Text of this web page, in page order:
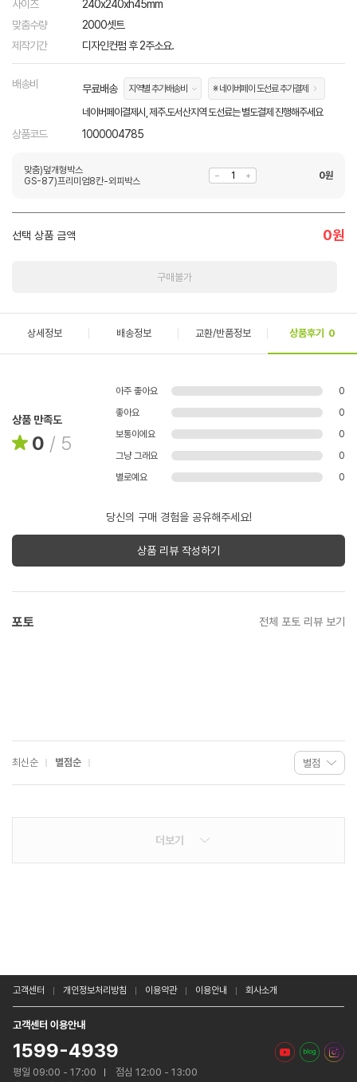
사이즈
240x240xh45mm
맞춤수량
2000셋트
제작기간
디자인컨펌 후 2주소요.
배송비 무료배송 지역별 추가배송비 ※ 네이버페이 도선료 추가결제
네이버페이결제시, 제주.도서산지역 도선료는 별도결제 진행해주세요
상품코드 1000004785
맞춤)덮개형박스
GS-87)프리미엄8칸-외피박스
0원
선택 상품 금액 0원
구매불가
상세정보 배송정보 교환/반품정보 상품후기 0
상품 만족도
0 / 5
아주 좋아요
0
좋아요
0
보통이에요
0
그냥 그래요
0
별로예요
0
당신의 구매 경험을 공유해주세요!
상품 리뷰 작성하기
포토 전체 포토 리뷰 보기
최신순 별점순
더보기
고객센터 개인정보처리방침 이용약관 이용안내 회사소개
고객센터 이용안내
1599-4939
평일 09:00 - 17:00
점심 12:00 - 13:00